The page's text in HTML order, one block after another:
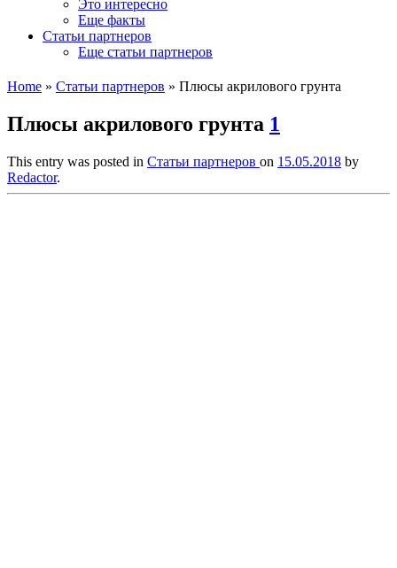
Это интересно
Еще факты
Статьи партнеров
Еще статьи партнеров
Home » Статьи партнеров » Плюсы акрилового грунта
Плюсы акрилового грунта 1
This entry was posted in Статьи партнеров on 15.05.2018 by
Redactor.